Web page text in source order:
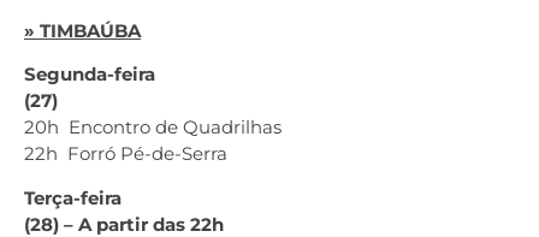
» TIMBAÚBA
Segunda-feira
(27)
20h Encontro de Quadrilhas
22h Forró Pé-de-Serra
Terça-feira
(28) – A partir das 22h